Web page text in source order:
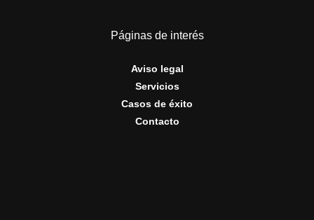
Páginas de interés
Aviso legal
Servicios
Casos de éxito
Contacto